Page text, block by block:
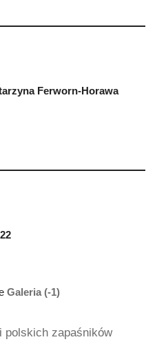
Ferworn-Horawa
Galeria (-1)
polskich zapaśników